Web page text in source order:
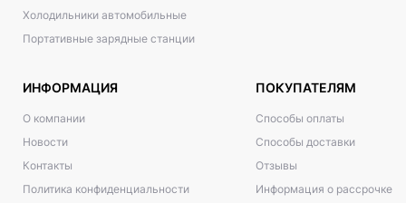
Холодильники автомобильные
Портативные зарядные станции
ИНФОРМАЦИЯ
О компании
Новости
Контакты
Политика конфиденциальности
ПОКУПАТЕЛЯМ
Способы оплаты
Способы доставки
Отзывы
Информация о рассрочке